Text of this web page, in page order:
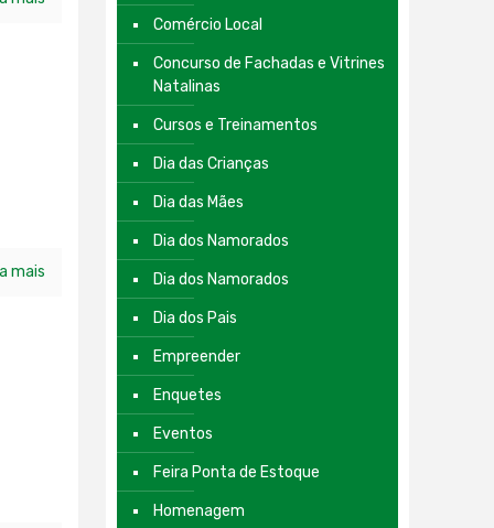
mais
Comércio Local
Concurso de Fachadas e Vitrines
Natalinas
Cursos e Treinamentos
Dia das Crianças
Dia das Mães
Dia dos Namorados
Dia dos Namorados
Dia dos Pais
Empreender
Enquetes
Eventos
Feira Ponta de Estoque
Homenagem